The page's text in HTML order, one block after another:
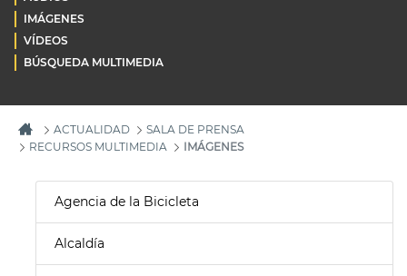
IMÁGENES
VÍDEOS
BÚSQUEDA MULTIMEDIA
ACTUALIDAD
SALA DE PRENSA
RECURSOS MULTIMEDIA
IMÁGENES
Agencia de la Bicicleta
Alcaldía